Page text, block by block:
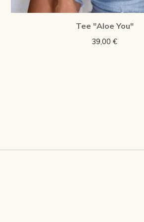
Tee "Aloe You"
39,00€